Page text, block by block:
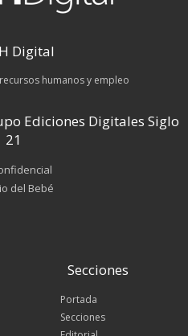
Digital
humanos y empleo
Ediciones Digitales Siglo
21
del Bebé
Secciones
Portada
Secciones